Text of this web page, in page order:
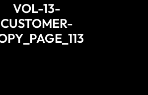
VOL-13-
CUSTOMER-